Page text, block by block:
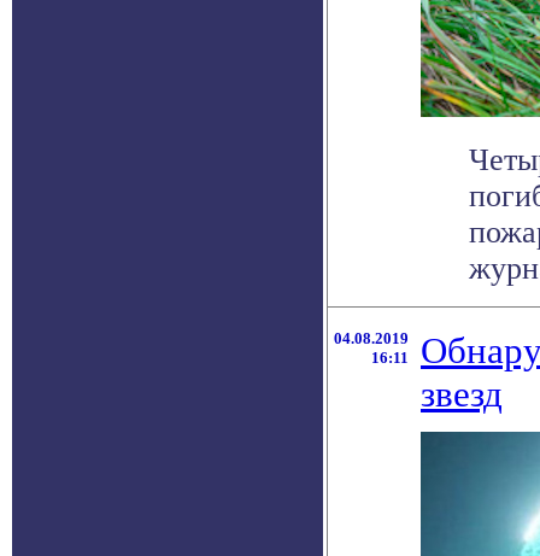
04.08.2019
16:11
звезд